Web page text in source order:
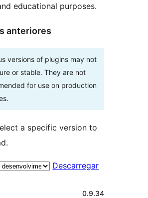
educational purposes.
anteriores
versions of plugins may not
or stable. They are not
for use on production
a specific version to
Descarregar
0.9.34